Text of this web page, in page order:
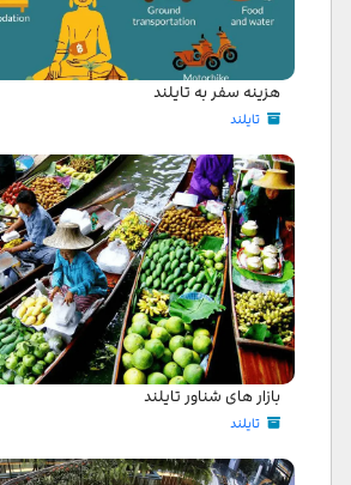
هزینه سفر به تایلند
تایلند
بازار های شناور تایلند
تایلند